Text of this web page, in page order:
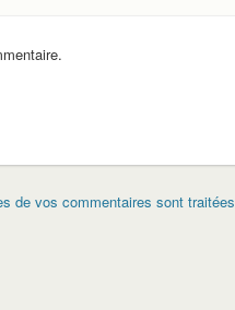
de vos commentaires sont traitées